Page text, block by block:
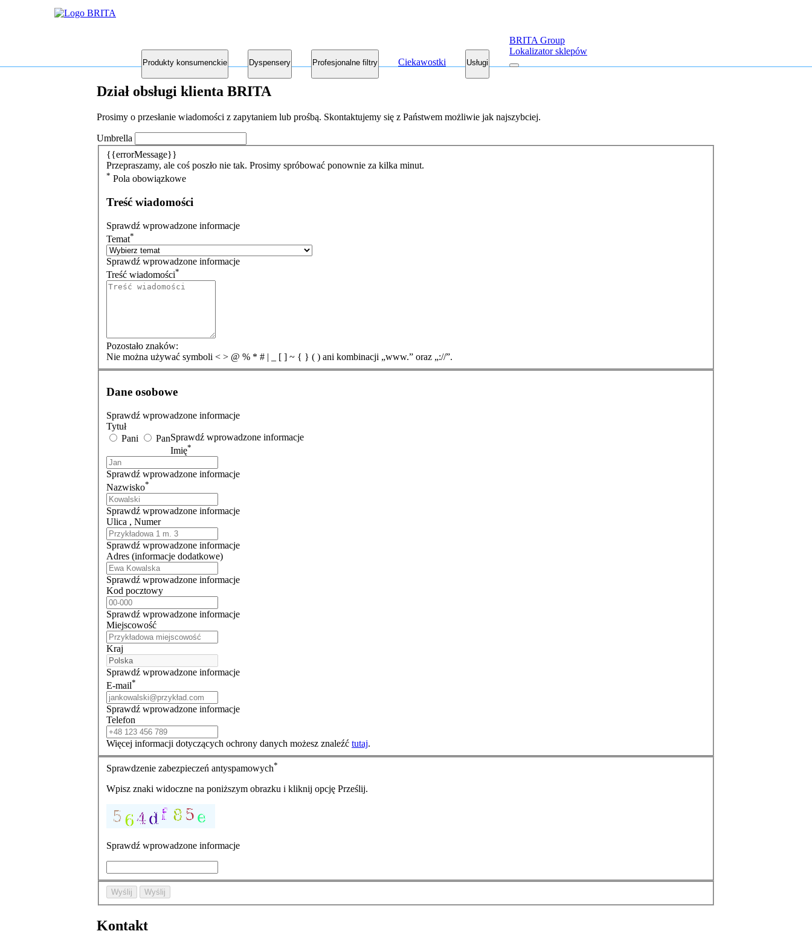
Produkty konsumenckie Dyspensery Profesjonalne filtry Ciekawostki Usługi
BRITA Group
Lokalizator sklepów
Dział obsługi klienta BRITA
Prosimy o przesłanie wiadomości z zapytaniem lub prośbą. Skontaktujemy się z Państwem możliwie jak najszybciej.
Umbrella
{{errorMessage}}
Przepraszamy, ale coś poszło nie tak. Prosimy spróbować ponownie za kilka minut.
* Pola obowiązkowe
Treść wiadomości
Sprawdź wprowadzone informacje
Temat*
Sprawdź wprowadzone informacje
Treść wiadomości*
Pozostało znaków:
Nie można używać symboli < > @ % * # | _ [ ] ~ { } ( ) ani kombinacji „www.” oraz „://”.
Dane osobowe
Sprawdź wprowadzone informacje
Tytuł
Pani
PanSprawdź wprowadzone informacje
Imię*
Sprawdź wprowadzone informacje
Nazwisko*
Sprawdź wprowadzone informacje
Ulica , Numer
Sprawdź wprowadzone informacje
Adres (informacje dodatkowe)
Sprawdź wprowadzone informacje
Kod pocztowy
Sprawdź wprowadzone informacje
Miejscowość
Kraj
Sprawdź wprowadzone informacje
E-mail*
Sprawdź wprowadzone informacje
Telefon
Więcej informacji dotyczących ochrony danych możesz znaleźć tutaj.
Sprawdzenie zabezpieczeń antyspamowych*
Wpisz znaki widoczne na poniższym obrazku i kliknij opcję Prześlij.
Sprawdź wprowadzone informacje
Wyślij Wyślij
Kontakt